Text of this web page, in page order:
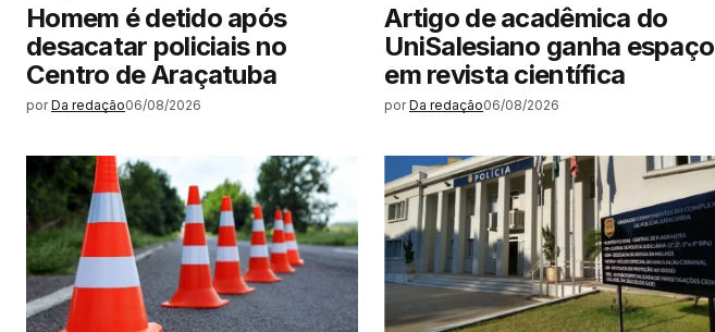
Homem é detido após
desacatar policiais no
Centro de Araçatuba
por Da redação06/08/2026
Artigo de acadêmica do
UniSalesiano ganha espaço
em revista científica
por Da redação06/08/2026